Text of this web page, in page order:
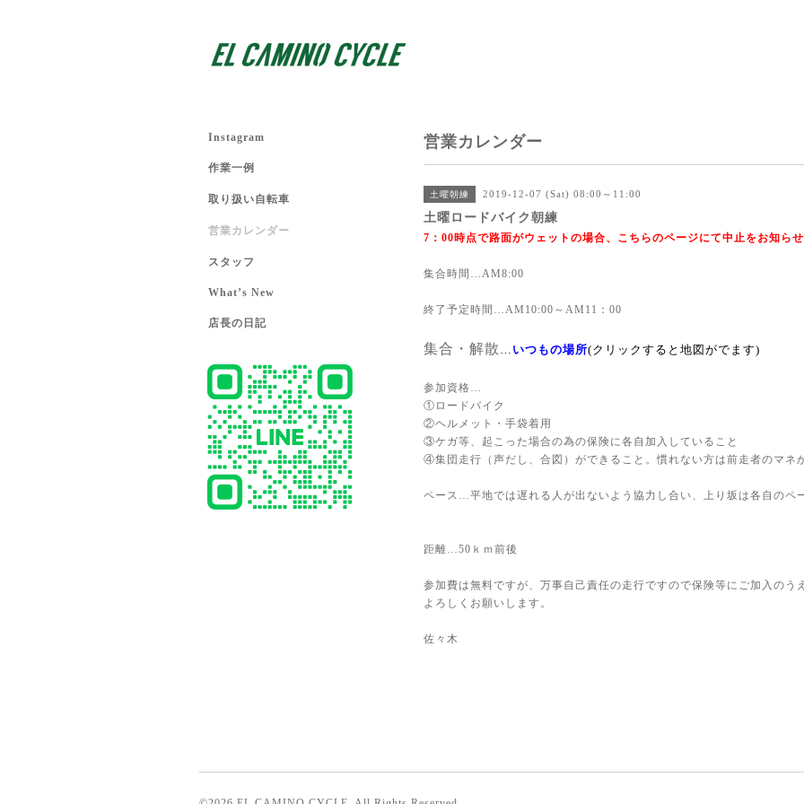
営業カレンダー
土曜朝練 2019-12-07 (Sat) 08:00～11:00
土曜ロードバイク朝練
7：00時点で路面がウェットの場合、こちらのページにて中止をお知らせ
集合時間 …AM8:00
終了予定時間 …AM10:00～AM11：00
集合・解散 … いつもの場所(クリックすると地図がでます)
参加資格 …
①ロードバイク
②ヘルメット・手袋着用
③ケガ等、起こった場合の為の保険に各自加入していること
④集団走行（声だし、合図）ができること。慣れない方は前走者のマネ
ペース …平地では遅れる人が出ないよう協力し合い、上り坂は各自のペ
距離…50ｋｍ前後
参加費は無料ですが、万事自己責任の走行ですので保険等にご加入のう
よろしくお願いします。
佐々木
Instagram
作業一例
取り扱い自転車
営業カレンダー
スタッフ
What’s New
店長の日記